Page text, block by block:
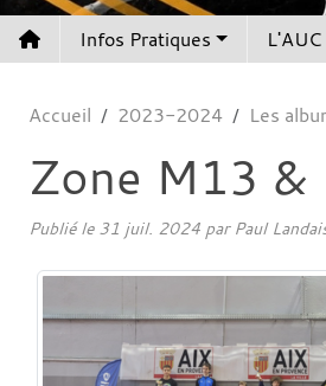
Infos Pratiques
Accueil 2023-2024 Les
Zone M13 &
Publié le 31 juil. 2024 par Paul